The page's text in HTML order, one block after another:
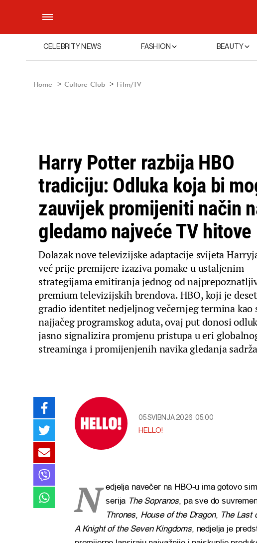
CELEBRITY NEWS FASHION BEAUTY
Home Culture Club Film/TV
Harry Potter razbija HBO
tradiciju: Odluka koja bi
zauvijek promijeniti način
gledamo najveće TV hitove
Dolazak nove televizijske adaptacije svijeta
već prije premijere izaziva pomake u ustaljenim
strategijama emitiranja jednog od
premium televizijskih brendova. HBO, koji je
gradio identitet nedjeljnog večernjeg termina kao
najjačeg programskog aduta, ovaj put donosi
jasno signalizira promjenu pristupa u eri
streaminga i promijenjenih navika gledanja
05 SVIBNJA 2026 05:00
HELLO!
N edjelja navečer na HBO-u ima gotovo
serija The Sopranos, pa sve do
Thrones, House of the Dragon, The Last
A Knight of the Seven Kingdoms, nedjelja je